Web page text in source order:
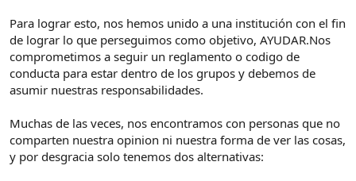
Para lograr esto, nos hemos unido a una institución con el fin
de lograr lo que perseguimos como objetivo, AYUDAR.Nos
comprometimos a seguir un reglamento o codigo de
conducta para estar dentro de los grupos y debemos de
asumir nuestras responsabilidades.
Muchas de las veces, nos encontramos con personas que no
comparten nuestra opinion ni nuestra forma de ver las cosas,
y por desgracia solo tenemos dos alternativas: